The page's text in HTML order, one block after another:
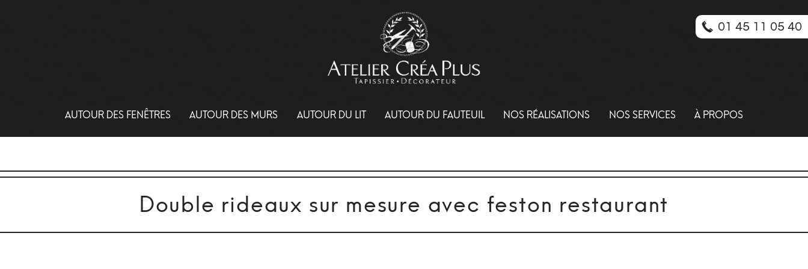
AUTOUR DES FENÊTRES AUTOUR DES MURS AUTOUR DU LIT AUTOUR DU FAUTEUIL NOS RÉALISATIONS NOS SERVICES À PROPOS
Double rideaux sur mesure avec feston restaurant
01 45 11 05 40